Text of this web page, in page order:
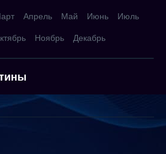
Апрель Май Июнь Июль
Ноябрь Декабрь